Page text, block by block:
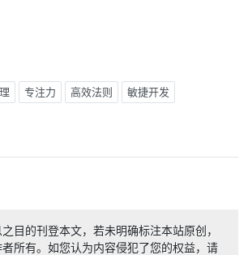
专注力 高效法则 敏捷开发
目的刊登本文，若未明确标注本站原创，
所有。如您认为内容侵犯了您的权益，请